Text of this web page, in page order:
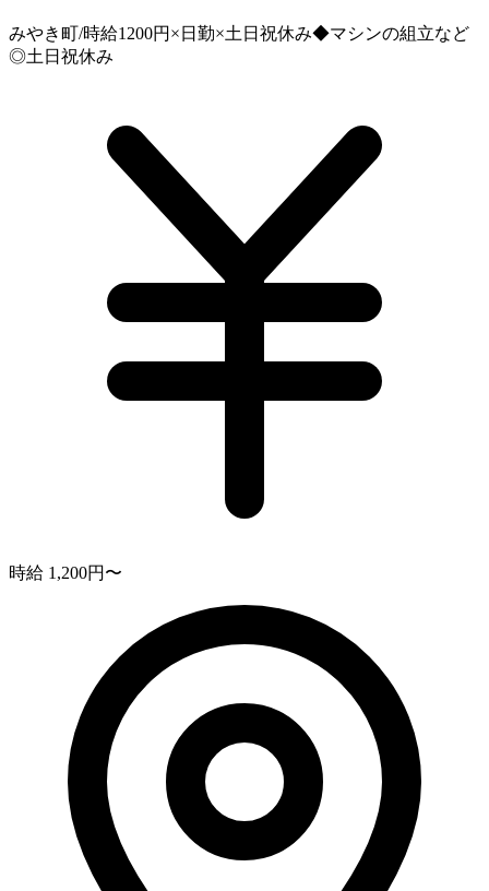
みやき町/時給1200円×日勤×土日祝休み◆マシンの組立など
◎土日祝休み
時給 1,200円〜